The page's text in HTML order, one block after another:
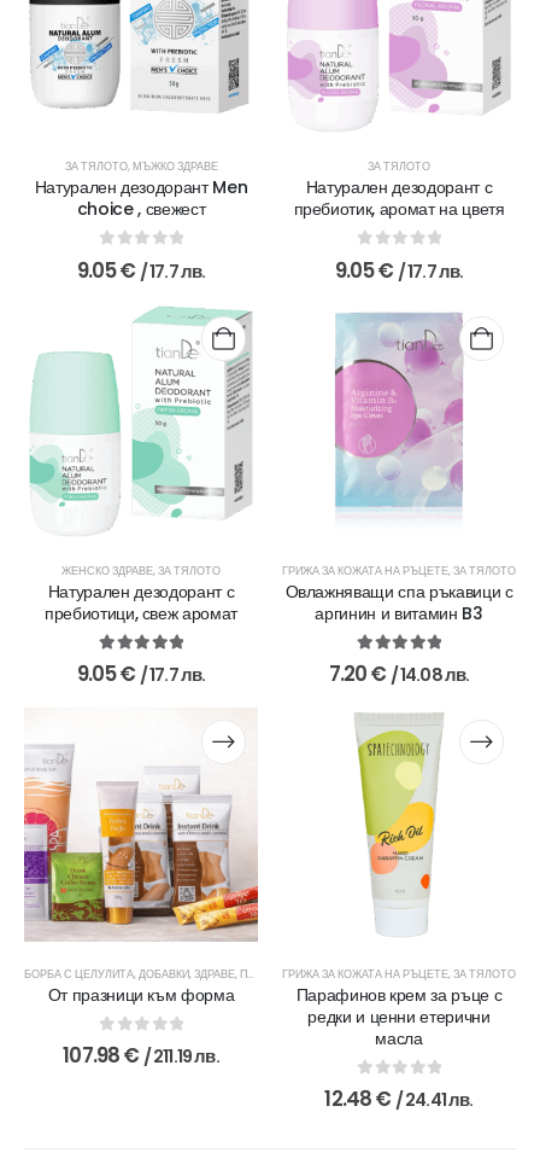
ЗА ТЯЛОТО,МЪЖКО ЗДРАВЕ
Натурален дезодорант Men
choice , свежест
0out of 5
9.05€ / 17.7 лв.
ЗА ТЯЛОТО
Натурален дезодорант с
пребиотик, аромат на цветя
0out of 5
9.05€ / 17.7 лв.
ЖЕНСКО ЗДРАВЕ,ЗА ТЯЛОТО
Натурален дезодорант с
пребиотици, свеж аромат
5.00 out of 5
9.05€ / 17.7 лв.
ГРИЖА ЗА КОЖАТА НА РЪЦЕТЕ,ЗА ТЯЛОТО
Овлажняващи спа ръкавици с
аргинин и витамин B3
5.00 out of 5
7.20€ / 14.08 лв.
БОРБА С ЦЕЛУЛИТА,ДОБАВКИ,ЗДРАВЕ,ПАКЕТИ ,СОЛИ ЗА ТЯЛО,ЧАЙОВЕ И ДОБАВКИ
От празници към форма
0out of 5
107.98€ / 211.19 лв.
ГРИЖА ЗА КОЖАТА НА РЪЦЕТЕ,ЗА ТЯЛОТО
Парафинов крем за ръце с
редки и ценни етерични
масла
0out of 5
12.48€ / 24.41 лв.